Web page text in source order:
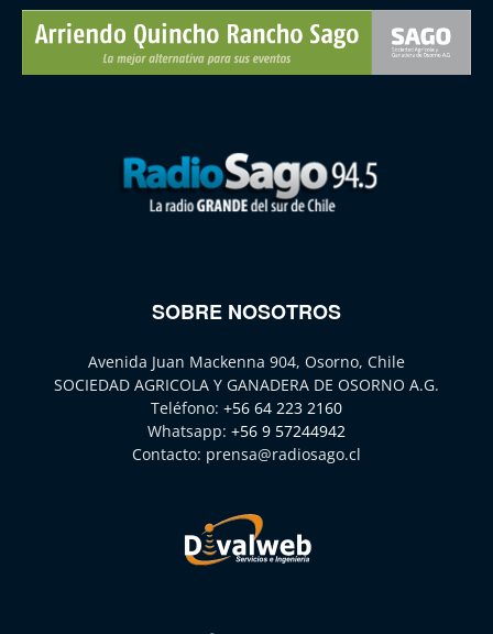
SOBRE NOSOTROS
Avenida Juan Mackenna 904, Osorno, Chile
SOCIEDAD AGRICOLA Y GANADERA DE OSORNO A.G.
Teléfono: +56 64 223 2160
Whatsapp: +56 9 57244942
Contacto: prensa@radiosago.cl